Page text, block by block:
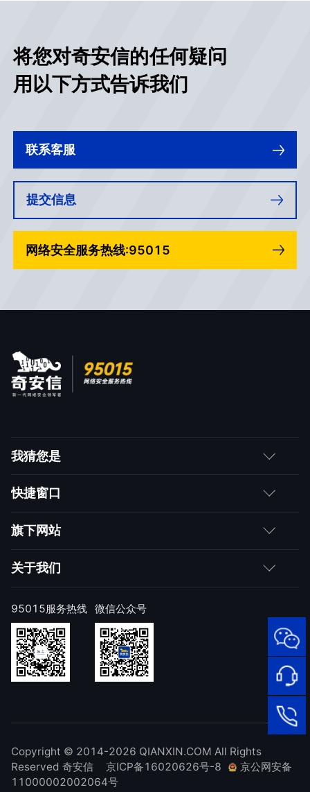
95015
网络安
全服务
热线
在线客
将您对奇安信的任何疑问
用以下方式告诉我们
联系客服
提交信息
网络安全服务热线:95015
我猜您是
客户
合作伙伴
求职者
快捷窗口
如何购买
产品注册与激活
样本上报
奇安信天守安全软件
顽固病毒专杀工具
旗下网站
网神
技术研究院
威胁情报中心
补天漏洞响应平台
关于我们
公司简介
公司新闻
发展历程
进出口合规声明
95015服务热线 微信公众号
Copyright © 2014-2026 QIANXIN.COM All Rights
Reserved 奇安信
京ICP备16020626号-8
京公网安备
11000002002064号